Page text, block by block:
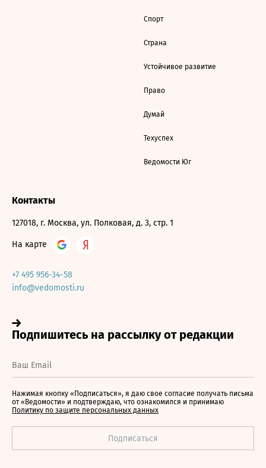
Спорт
Страна
Устойчивое развитие
Право
Думай
Техуспех
Ведомости Юг
Контакты
127018, г. Москва, ул. Полковая, д. 3, стр. 1
На карте
+7 495 956-34-58
info@vedomosti.ru
Нажимая кнопку «Подписаться», я даю свое согласие получать письма
от «Ведомости» и подтверждаю, что ознакомился и принимаю
Политику по защите персональных данных